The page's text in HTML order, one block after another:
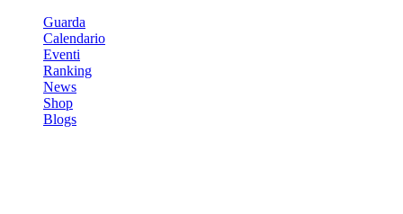
Guarda
Calendario
Eventi
Ranking
News
Shop
Blogs